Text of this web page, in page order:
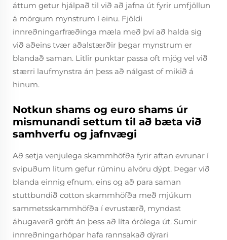
áttum getur hjálpað til við að jafna út fyrir umfjöllun
á mörgum mynstrum í einu. Fjöldi
innreðningarfræðinga mæla með því að halda sig
við aðeins tvær aðalstærðir þegar mynstrum er
blandað saman. Litlir punktar passa oft mjög vel við
stærri laufmynstra án þess að nálgast of mikið á
hinum.
Notkun shams og euro shams úr
mismunandi settum til að bæta við
samhverfu og jafnvægi
Að setja venjulega skammhöfða fyrir aftan evrunar í
svipuðum litum gefur rúminu alvöru dýpt. Þegar við
blanda einnig efnum, eins og að para saman
stuttbundið cotton skammhöfða með mjúkum
sammetsskammhöfða í evrustærð, myndast
áhugaverð gröft án þess að líta órólega út. Sumir
innreðningarhópar hafa rannsakað dýrari